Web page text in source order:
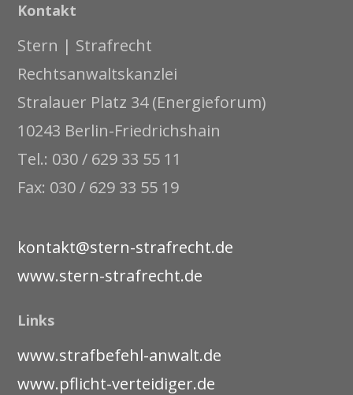
Kontakt
Stern | Strafrecht
Rechtsanwaltskanzlei
Stralauer Platz 34 (Energieforum)
10243 Berlin-Friedrichshain
Tel.: 030 / 629 33 55 11
Fax: 030 / 629 33 55 19
kontakt@stern-strafrecht.de
www.stern-strafrecht.de
Links
www.strafbefehl-anwalt.de
www.pflicht-verteidiger.de